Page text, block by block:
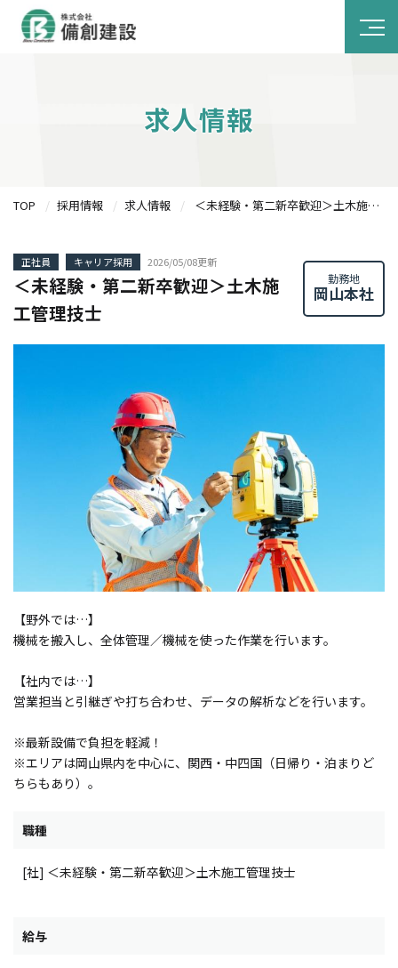
求人情報
TOP 採用情報 求人情報 ＜未経験・第二新卒歓迎＞土木施工管理技士
勤務地
岡山本社
正社員 キャリア採用 2026/05/08更新
＜未経験・第二新卒歓迎＞土木施
工管理技士
【野外では…】
機械を搬入し、全体管理／機械を使った作業を行います。
【社内では…】
営業担当と引継ぎや打ち合わせ、データの解析などを行います。
※最新設備で負担を軽減！
※エリアは岡山県内を中心に、関西・中四国（日帰り・泊まりど
ちらもあり）。
職種
[社] ＜未経験・第二新卒歓迎＞土木施工管理技士
給与